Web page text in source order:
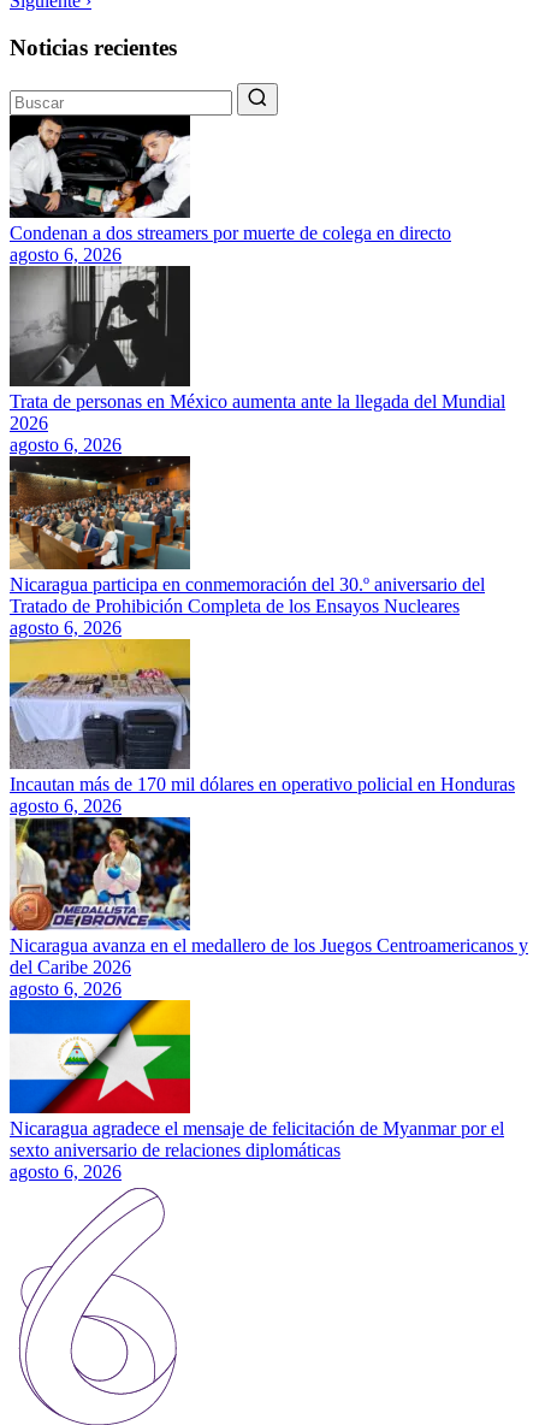
Noticias recientes
Condenan a dos streamers por muerte de colega en directo
agosto 6, 2026
Trata de personas en México aumenta ante la llegada del Mundial
2026
agosto 6, 2026
Nicaragua participa en conmemoración del 30.º aniversario del
Tratado de Prohibición Completa de los Ensayos Nucleares
agosto 6, 2026
Incautan más de 170 mil dólares en operativo policial en Honduras
agosto 6, 2026
Nicaragua avanza en el medallero de los Juegos Centroamericanos y
del Caribe 2026
agosto 6, 2026
Nicaragua agradece el mensaje de felicitación de Myanmar por el
sexto aniversario de relaciones diplomáticas
agosto 6, 2026